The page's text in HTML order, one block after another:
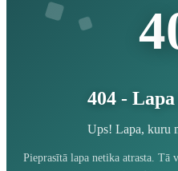
4
404 -
Ups! Lapa, kuru
Pieprasītā lapa netika atrasta. Tā